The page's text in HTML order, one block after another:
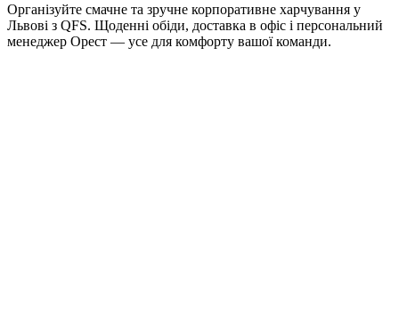
Організуйте смачне та зручне корпоративне харчування у
Львові з QFS. Щоденні обіди, доставка в офіс і персональний
менеджер Орест — усе для комфорту вашої команди.